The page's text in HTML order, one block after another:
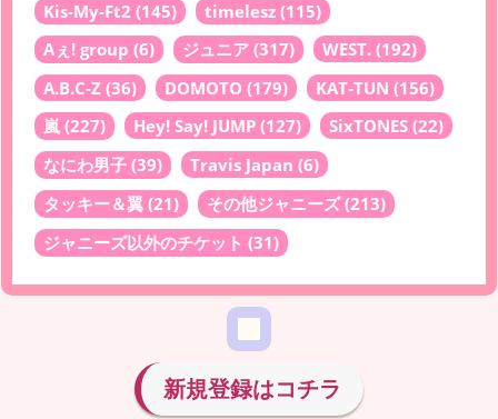
Kis-My-Ft2 (145) timelesz (115)
Aぇ! group (6) ジュニア (317) WEST. (192)
A.B.C-Z (36) DOMOTO (179) KAT-TUN (156)
嵐 (227) Hey! Say! JUMP (127) SixTONES (22)
なにわ男子 (39) Travis Japan (6)
タッキー＆翼 (21) その他ジャニーズ(213)
ジャニーズ以外のチケット (31)
新規登録はコチラ